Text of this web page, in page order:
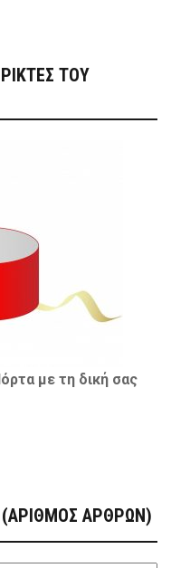
ΤΟΥ
με τη δική σας
(ΑΡΙΘΜΟΣ ΑΡΘΡΩΝ)